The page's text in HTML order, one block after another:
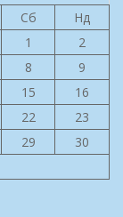
Сб
Нд
1
2
8
9
15
16
22
23
29
30